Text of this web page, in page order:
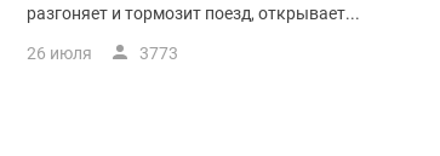
разгоняет и тормозит поезд, открывает...
26 июля 3773